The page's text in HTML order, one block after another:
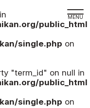
public_html
single.php on
"term_id" on null in
public_html
single.php on
界